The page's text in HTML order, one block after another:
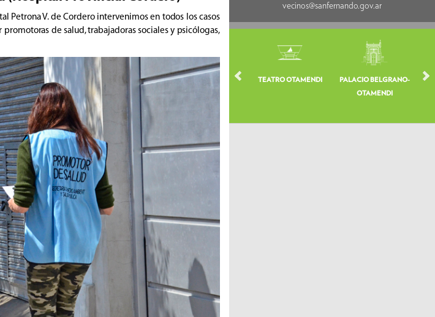
V. de Cordero intervenimos en todos los casos
de salud, trabajadoras sociales y psicólogas,
vecinos@sanfernando.gov.ar
TEATRO OTAMENDI
PALACIO BELGRANO-
OTAMENDI